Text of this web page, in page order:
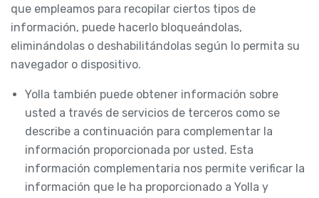
que empleamos para recopilar ciertos tipos de
información, puede hacerlo bloqueándolas,
eliminándolas o deshabilitándolas según lo permita su
navegador o dispositivo.
Yolla también puede obtener información sobre
usted a través de servicios de terceros como se
describe a continuación para complementar la
información proporcionada por usted. Esta
información complementaria nos permite verificar la
información que le ha proporcionado a Yolla y